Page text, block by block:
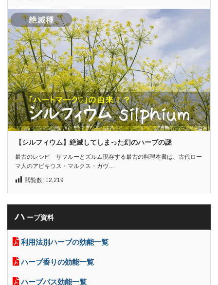
【シルフィウム】絶滅してしまった幻のハーブの謎
最古のレシピ サフルーとズルム現存する最古の料理本書は、古代ロー
マ人のアピキウス・マルクス・ガヴ…
閲覧数: 12,219
ハ ーブ資料
利用法別ハーブの効能一覧
ハーブ香りの効能一覧
ハーブバス効能一覧